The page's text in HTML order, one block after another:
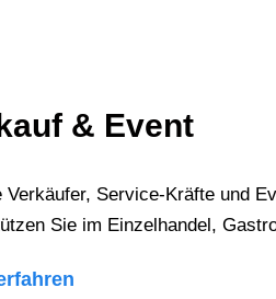
& Event
Verkäufer, Service-Kräfte und
Sie im Einzelhandel,